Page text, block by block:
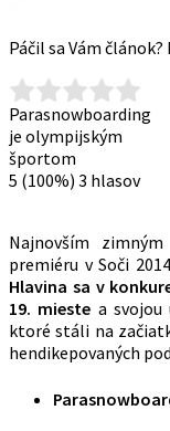
Páčil sa Vám
Parasnowboarding
je olympijským
športom
5 (100%) 3 hlasov
Najnovším
premiéru v Soči
Hlavina sa v
19. mieste a svojou
ktoré stáli na
hendikepovaných